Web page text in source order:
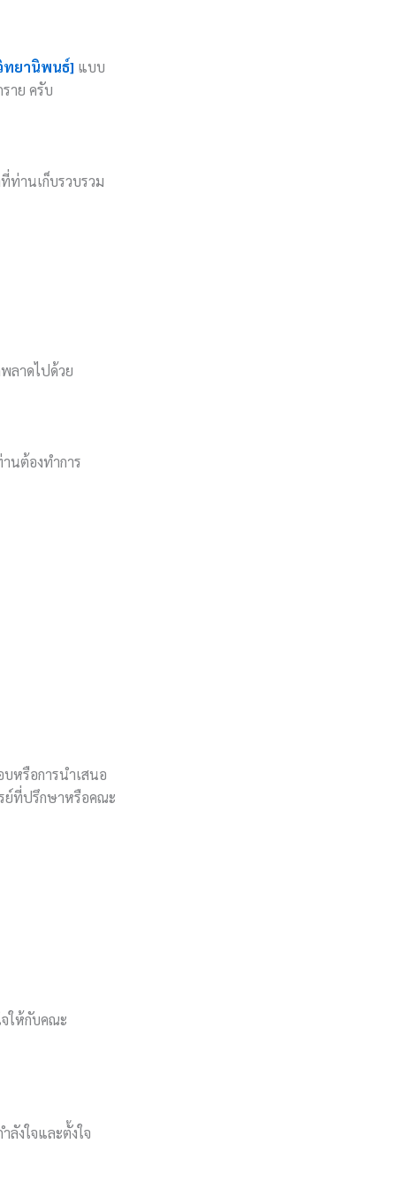
ทยานิพนธ์] แบบ
าย ครับ
ท่านเก็บรวบรวม
ลาดไปด้วย
นต้องทำการ
หรือการนำเสนอ
ย์ที่ปรึกษาหรือคณะ
ให้กับคณะ
งใจและตั้งใจ